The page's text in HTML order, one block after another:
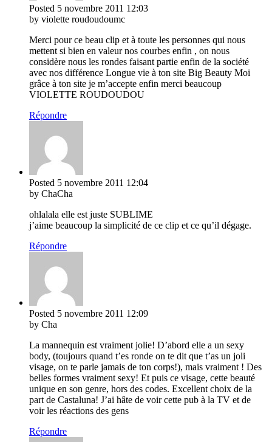
Posted 5 novembre 2011 12:03
by violette roudoudoumc
Merci pour ce beau clip et à toute les personnes qui nous
mettent si bien en valeur nos courbes enfin , on nous
considère nous les rondes faisant partie enfin de la société
avec nos différence Longue vie à ton site Big Beauty Moi
grâce à ton site je m’accepte enfin merci beaucoup
VIOLETTE ROUDOUDOU
Répondre
Posted 5 novembre 2011 12:04
by ChaCha
ohlalala elle est juste SUBLIME
j’aime beaucoup la simplicité de ce clip et ce qu’il dégage.
Répondre
Posted 5 novembre 2011 12:09
by Cha
La mannequin est vraiment jolie! D’abord elle a un sexy
body, (toujours quand t’es ronde on te dit que t’as un joli
visage, on te parle jamais de ton corps!), mais vraiment ! Des
belles formes vraiment sexy! Et puis ce visage, cette beauté
unique en son genre, hors des codes. Excellent choix de la
part de Castaluna! J’ai hâte de voir cette pub à la TV et de
voir les réactions des gens
Répondre